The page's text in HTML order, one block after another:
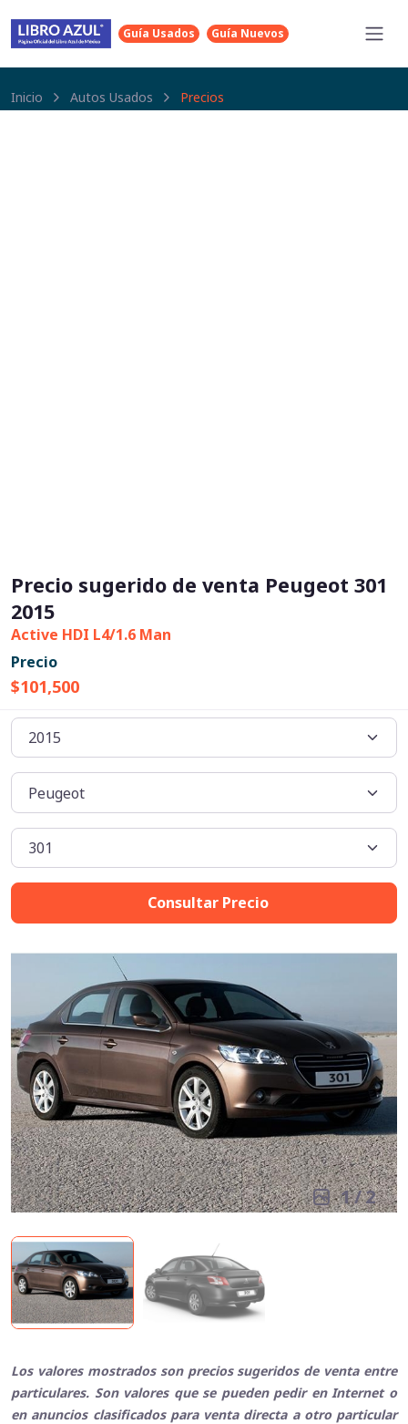
Guía Usados Guía Nuevos
Inicio Autos Usados Precios
Precio sugerido de venta Peugeot 301
2015
Active HDI L4/1.6 Man
Precio
$101,500
Consultar Precio
1/2
Los valores mostrados son precios sugeridos de venta entre
particulares. Son valores que se pueden pedir en Internet o
en anuncios clasificados para venta directa a otro particular